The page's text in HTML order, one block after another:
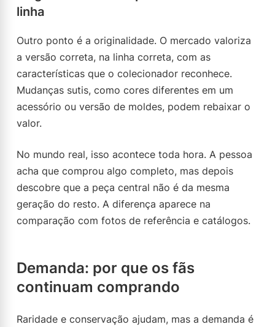
linha
Outro ponto é a originalidade. O mercado valoriza
a versão correta, na linha correta, com as
características que o colecionador reconhece.
Mudanças sutis, como cores diferentes em um
acessório ou versão de moldes, podem rebaixar o
valor.
No mundo real, isso acontece toda hora. A pessoa
acha que comprou algo completo, mas depois
descobre que a peça central não é da mesma
geração do resto. A diferença aparece na
comparação com fotos de referência e catálogos.
Demanda: por que os fãs
continuam comprando
Raridade e conservação ajudam, mas a demanda é